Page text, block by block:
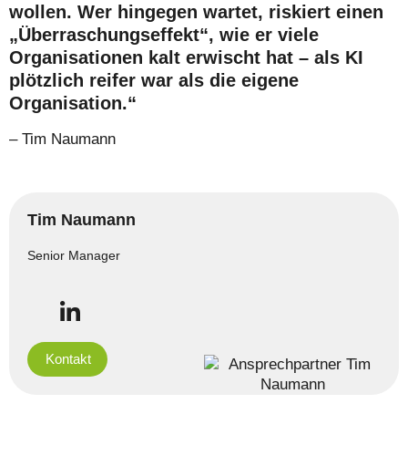
wollen. Wer hingegen wartet, riskiert einen
„Überraschungseffekt“, wie er viele
Organisationen kalt erwischt hat – als KI
plötzlich reifer war als die eigene
Organisation.“
– Tim Naumann
Tim Naumann
Senior Manager
Kontakt